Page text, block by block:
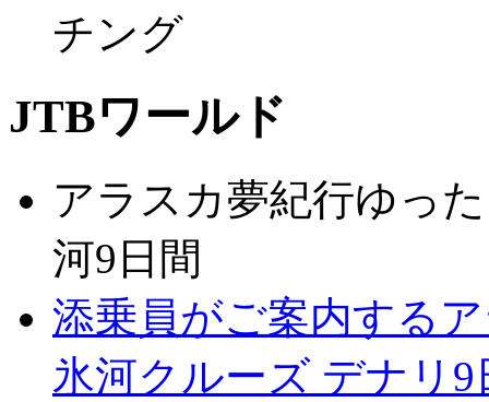
チング
JTBワールド
アラスカ夢紀行ゆっ
河9日間
添乗員がご案内する
氷河クルーズ デナリ9